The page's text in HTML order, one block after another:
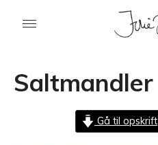
Saltmandler
Gå til opskrift